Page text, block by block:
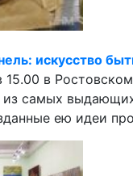
искусство
15.00 в
из самых
ею идеи